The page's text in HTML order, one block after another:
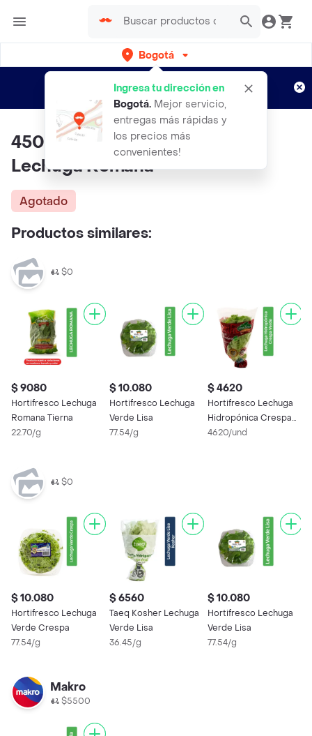
Bogotá
Ingresa tu dirección en
Bogotá. Mejor servicio,
entregas más rápidas y
los precios más
convenientes!
envíos gratis por semanas
Aplican TyC
450 Semillas Orgánicas De
Lechuga Romana
Agotado
Productos similares:
$0
$ 9080
Hortifresco Lechuga
Romana Tierna
22.70/g
$ 10.080
Hortifresco Lechuga
Verde Lisa
77.54/g
$ 4620
Hortifresco Lechuga
Hidropónica Crespa
Verde
4620/und
$0
$ 10.080
Hortifresco Lechuga
Verde Crespa
77.54/g
$ 6560
Taeq Kosher Lechuga
Verde Lisa
36.45/g
$ 10.080
Hortifresco Lechuga
Verde Lisa
77.54/g
Makro
$5500